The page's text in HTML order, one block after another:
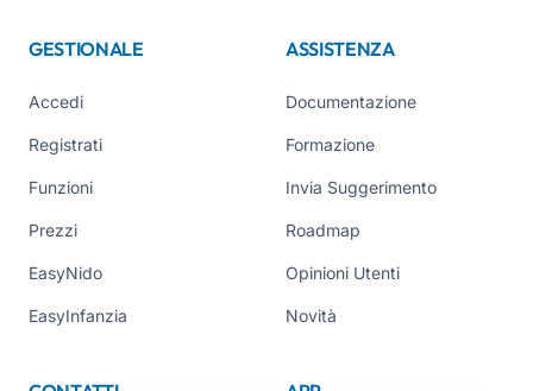
GESTIONALE
Accedi
Registrati
Funzioni
Prezzi
EasyNido
EasyInfanzia
ASSISTENZA
Documentazione
Formazione
Invia Suggerimento
Roadmap
Opinioni Utenti
Novità